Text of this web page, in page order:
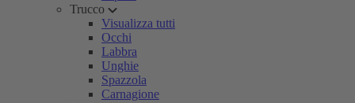
Trucco
Visualizza tutti
Occhi
Labbra
Unghie
Spazzola
Carnagione